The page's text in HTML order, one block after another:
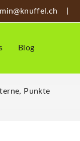
Blog
Punkte